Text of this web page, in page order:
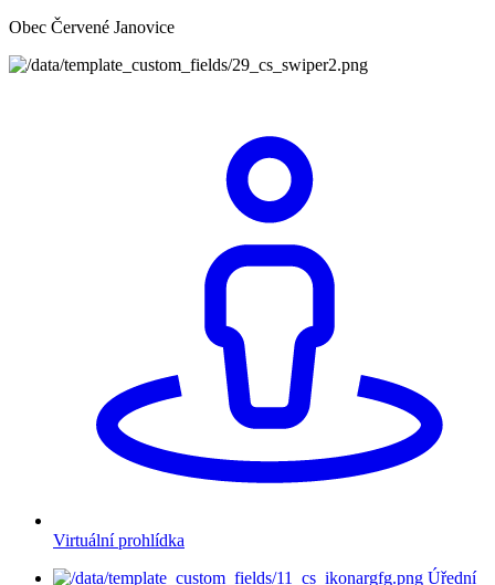
Obec Červené Janovice
Virtuální prohlídka
Úřední